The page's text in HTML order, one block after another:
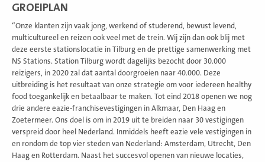
GROEIPLAN
“Onze klanten zijn vaak jong, werkend of studerend, bewust levend,
multicultureel en reizen ook veel met de trein. Wij zijn dan ook blij met
deze eerste stationslocatie in Tilburg en de prettige samenwerking met
NS Stations. Station Tilburg wordt dagelijks bezocht door 30.000
reizigers, in 2020 zal dat aantal doorgroeien naar 40.000. Deze
uitbreiding is het resultaat van onze strategie om voor iedereen healthy
food toegankelijk en betaalbaar te maken. Tot eind 2018 openen we nog
drie andere eazie-franchisevestigingen in Alkmaar, Den Haag en
Zoetermeer. Ons doel is om in 2019 uit te breiden naar 30 vestigingen
verspreid door heel Nederland. Inmiddels heeft eazie vele vestigingen in
en rondom de top vier steden van Nederland: Amsterdam, Utrecht, Den
Haag en Rotterdam. Naast het succesvol openen van nieuwe locaties,